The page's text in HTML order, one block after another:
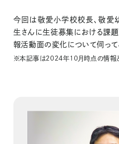
今回は敬愛小学校校長、敬愛
生さんに生徒募集における課
報活動面の変化について伺って
※本記事は2024年10月時点の情報と